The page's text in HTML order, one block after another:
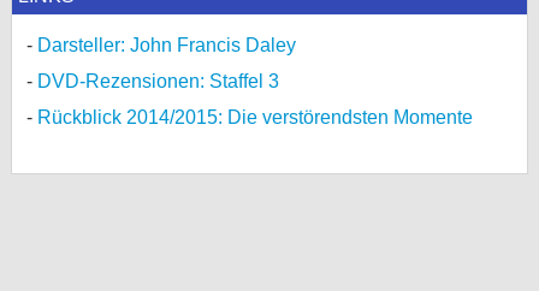
Darsteller: John Francis Daley
DVD-Rezensionen: Staffel 3
Rückblick 2014/2015: Die verstörendsten Momente